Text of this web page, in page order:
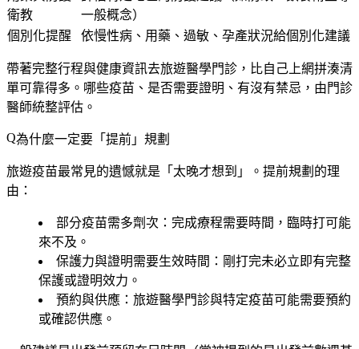
衛教
一般概念）
個別化提醒
依慢性病、用藥、過敏、孕產狀況給個別化建議
帶著完整行程與健康資訊去旅遊醫學門診，比自己上網拼湊清
單可靠得多。 哪些疫苗、是否需要證明、有沒有禁忌，由門診
醫師統整評估 。
為什麼一定要「提前」規劃
旅遊疫苗最常見的遺憾就是「太晚才想到」。提前規劃的理
由：
部分疫苗需多劑次 ：完成療程需要時間，臨時打可能
來不及。
保護力與證明需要生效時間 ：剛打完未必立即有完整
保護或證明效力。
預約與供應 ：旅遊醫學門診與特定疫苗可能需要預約
或確認供應。